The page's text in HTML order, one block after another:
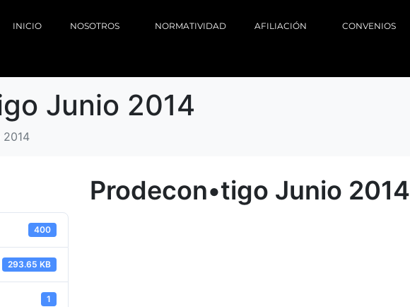
INICIO NOSOTROS NORMATIVIDAD AFILIACIÓN CONVENIOS
Junio 2014
400
293.65 KB
1
Prodecon•tigo Junio 2014